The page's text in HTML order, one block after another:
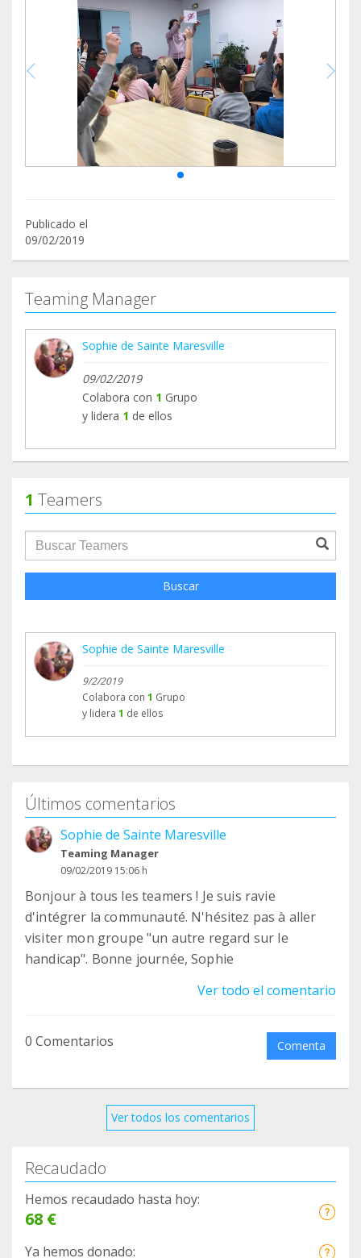
Publicado el
09/02/2019
Teaming Manager
Sophie de Sainte Maresville
09/02/2019
Colabora con 1 Grupo
y lidera 1 de ellos
1 Teamers
groupProfile.searchForm.search.text???
Buscar
Sophie de Sainte Maresville
9/2/2019
Colabora con 1 Grupo
y lidera 1 de ellos
Últimos comentarios
Sophie de Sainte Maresville
Teaming Manager
09/02/2019 15:06 h
Bonjour à tous les teamers ! Je suis ravie
d'intégrer la communauté. N'hésitez pas à aller
visiter mon groupe "un autre regard sur le
handicap". Bonne journée, Sophie
Ver todo el comentario
0 Comentarios Comenta
Ver todos los comentarios
Recaudado
Hemos recaudado hasta hoy:
68 €
Ya hemos donado: